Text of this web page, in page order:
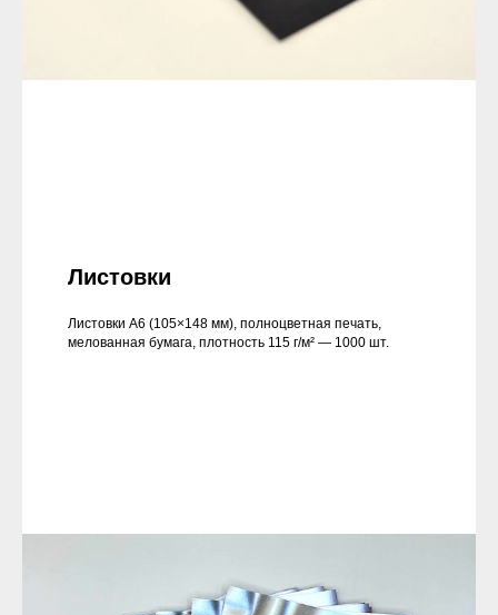
Листовки
Листовки А6 (105×148 мм), полноцветная печать,
мелованная бумага, плотность 115 г/м² — 1000 шт.